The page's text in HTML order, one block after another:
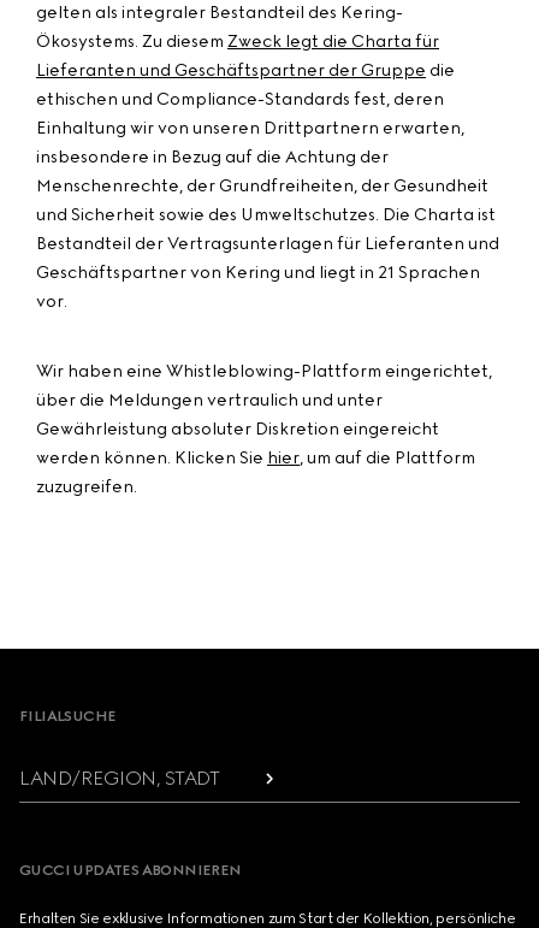
gelten als integraler Bestandteil des Kering-
Ökosystems. Zu diesem Zweck legt die Charta für
Lieferanten und Geschäftspartner der Gruppe die
ethischen und Compliance-Standards fest, deren
Einhaltung wir von unseren Drittpartnern erwarten,
insbesondere in Bezug auf die Achtung der
Menschenrechte, der Grundfreiheiten, der Gesundheit
und Sicherheit sowie des Umweltschutzes. Die Charta ist
Bestandteil der Vertragsunterlagen für Lieferanten und
Geschäftspartner von Kering und liegt in 21 Sprachen
vor.
Wir haben eine Whistleblowing-Plattform eingerichtet,
über die Meldungen vertraulich und unter
Gewährleistung absoluter Diskretion eingereicht
werden können. Klicken Sie hier, um auf die Plattform
zuzugreifen.
Footer
FILIALSUCHE
LAND/REGION, STADT
GUCCI UPDATES ABONNIEREN
Erhalten Sie exklusive Informationen zum Start der Kollektion, persönliche